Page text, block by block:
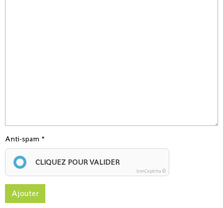
Anti-spam
CLIQUEZ POUR VALIDER
IconCaptcha ©
Ajouter